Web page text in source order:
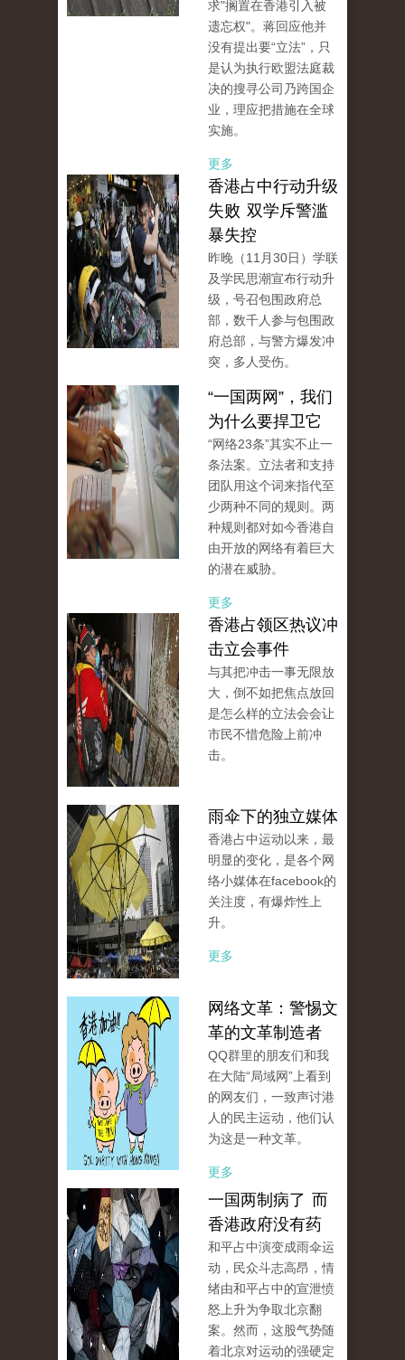
求"搁置在香港引入被
遗忘权"。蒋回应他并
没有提出要“立法”，只
是认为执行欧盟法庭裁
决的搜寻公司乃跨国企
业，理应把措施在全球
实施。
更多
香港占中行动升级
失败 双学斥警滥
暴失控
昨晚（11月30日）学联
及学民思潮宣布行动升
级，号召包围政府总
部，数千人参与包围政
府总部，与警方爆发冲
突，多人受伤。
“一国两网”，我们
为什么要捍卫它
“网络23条”其实不止一
条法案。立法者和支持
团队用这个词来指代至
少两种不同的规则。两
种规则都对如今香港自
由开放的网络有着巨大
的潜在威胁。
更多
香港占领区热议冲
击立会事件
与其把冲击一事无限放
大，倒不如把焦点放回
是怎么样的立法会会让
市民不惜危险上前冲
击。
雨伞下的独立媒体
香港占中运动以来，最
明显的变化，是各个网
络小媒体在facebook的
关注度，有爆炸性上
升。
更多
网络文革：警惕文
革的文革制造者
QQ群里的朋友们和我
在大陆“局域网”上看到
的网友们，一致声讨港
人的民主运动，他们认
为这是一种文革。
更多
一国两制病了 而
香港政府没有药
和平占中演变成雨伞运
动，民众斗志高昂，情
绪由和平占中的宣泄愤
怒上升为争取北京翻
案。然而，这股气势随
着北京对运动的强硬定